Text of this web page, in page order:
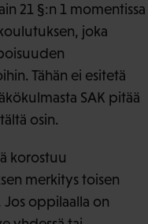
21 §:n 1 momentissa
joka
Tähän ei esitetä
SAK pitää
osin.
korostuu
merkitys toisen
Jos oppilaalla on